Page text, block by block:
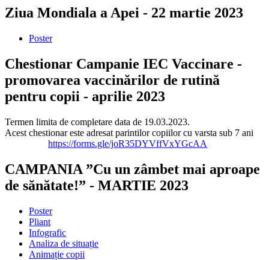
Ziua Mondiala a Apei - 22 martie 2023
Poster
Chestionar Campanie IEC Vaccinare -
promovarea vaccinărilor de rutină
pentru copii - aprilie 2023
Termen limita de completare data de 19.03.2023.
Acest chestionar este adresat parintilor copiilor cu varsta sub 7 ani
https://forms.gle/joR35DYVffVxYGcAA
CAMPANIA ”Cu un zâmbet mai aproape
de sănătate!” - MARTIE 2023
Poster
Pliant
Infografic
Analiza de situație
Animație copii